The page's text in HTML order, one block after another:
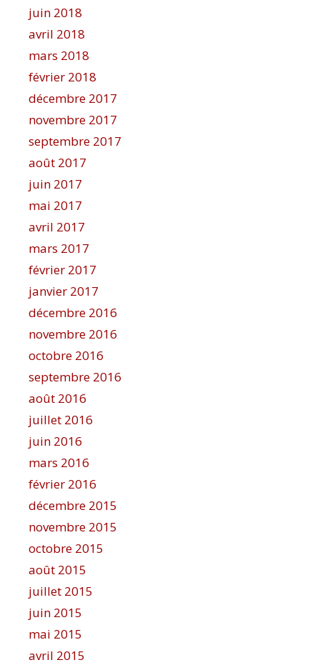
juin 2018
avril 2018
mars 2018
février 2018
décembre 2017
novembre 2017
septembre 2017
août 2017
juin 2017
mai 2017
avril 2017
mars 2017
février 2017
janvier 2017
décembre 2016
novembre 2016
octobre 2016
septembre 2016
août 2016
juillet 2016
juin 2016
mars 2016
février 2016
décembre 2015
novembre 2015
octobre 2015
août 2015
juillet 2015
juin 2015
mai 2015
avril 2015